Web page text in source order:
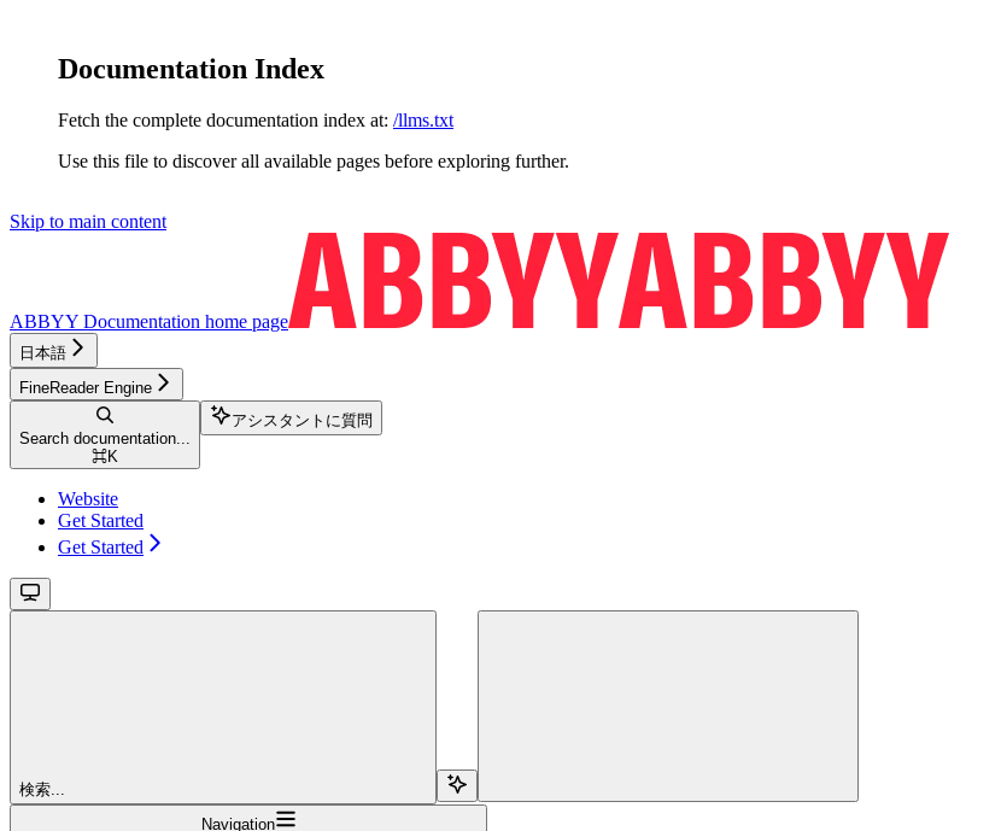
Documentation Index
Fetch the complete documentation index at: /llms.txt
Use this file to discover all available pages before exploring further.
Skip to main content
ABBYY Documentation home page
日本語
FineReader Engine
Search documentation...
⌘K
アシスタントに質問
Website
Get Started
Get Started
検索...
Navigation